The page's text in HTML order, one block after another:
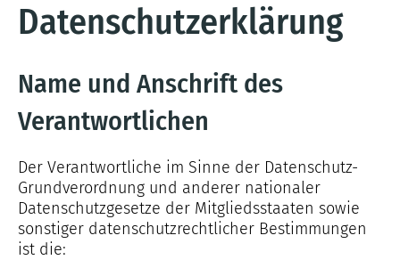
Datenschutzerklärung
Name und Anschrift des
Verantwortlichen
Der Verantwortliche im Sinne der Datenschutz-
Grundverordnung und anderer nationaler
Datenschutzgesetze der Mitgliedsstaaten sowie
sonstiger datenschutzrechtlicher Bestimmungen
ist die: